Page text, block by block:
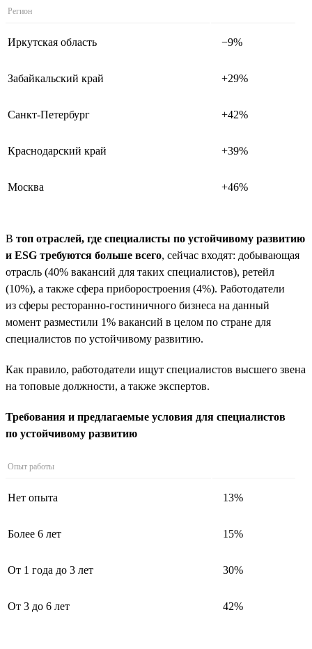
Регион
Иркутская область −9%
Забайкальский край +29%
Санкт-Петербург +42%
Краснодарский край +39%
Москва +46%
В топ отраслей, где специалисты по устойчивому развитию
и ESG требуются больше всего, сейчас входят: добывающая
отрасль (40% вакансий для таких специалистов), ретейл
(10%), а также сфера приборостроения (4%). Работодатели
из сферы ресторанно-гостиничного бизнеса на данный
момент разместили 1% вакансий в целом по стране для
специалистов по устойчивому развитию.
Как правило, работодатели ищут специалистов высшего звена
на топовые должности, а также экспертов.
Требования и предлагаемые условия для специалистов
по устойчивому развитию
Опыт работы
Нет опыта 13%
Более 6 лет 15%
От 1 года до 3 лет 30%
От 3 до 6 лет 42%